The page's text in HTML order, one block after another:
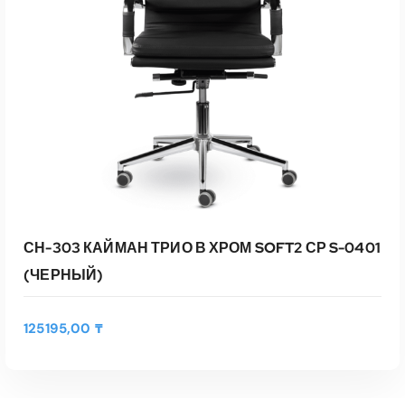
СН-303 КАЙМАН ТРИО В ХРОМ SOFT2 СР S-0401
(ЧЕРНЫЙ)
125195,00 ₸